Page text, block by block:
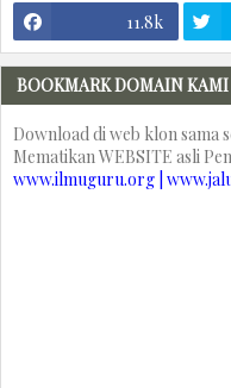
11.8k
BOOKMARK DOMAIN KAMI
Download di web klon sama
Mematikan WEBSITE asli
www.ilmuguru.org |